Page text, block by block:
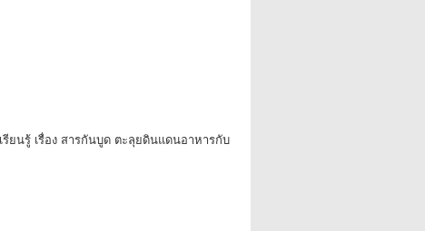
ยนรู้ เรื่อง สารกันบูด ตะลุยดินแดนอาหารกับ